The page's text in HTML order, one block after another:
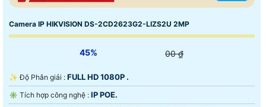
Camera IP HIKVISION DS-2CD2623G2-LIZS2U 2MP
45% 00 ₫
✨ Độ Phân giải : FULL HD 1080P .
✳️ Tích hợp công nghệ : IP POE.